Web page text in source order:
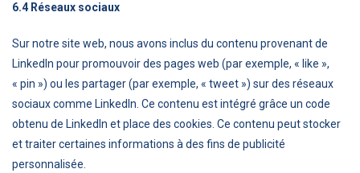
6.4 Réseaux sociaux
Sur notre site web, nous avons inclus du contenu provenant de
LinkedIn pour promouvoir des pages web (par exemple, « like »,
« pin ») ou les partager (par exemple, « tweet ») sur des réseaux
sociaux comme LinkedIn. Ce contenu est intégré grâce un code
obtenu de LinkedIn et place des cookies. Ce contenu peut stocker
et traiter certaines informations à des fins de publicité
personnalisée.